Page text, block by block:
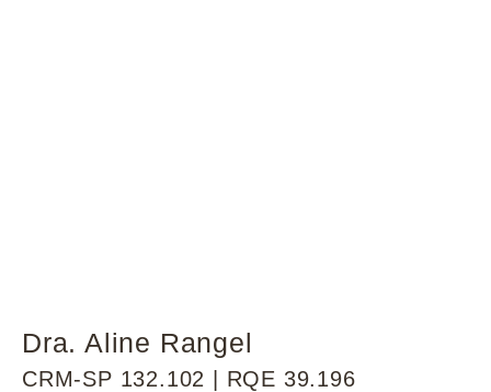
Dra. Aline Rangel
CRM-SP 132.102 | RQE 39.196